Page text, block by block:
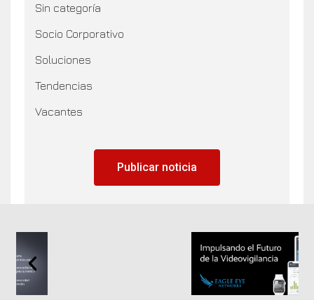
Sin categoría
Socio Corporativo
Soluciones
Tendencias
Vacantes
Publicar noticia